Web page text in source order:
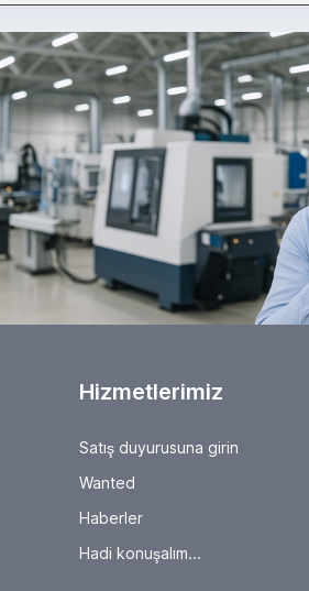
Hizmetlerimiz
Satış duyurusuna girin
Wanted
Haberler
Hadi konuşalım...